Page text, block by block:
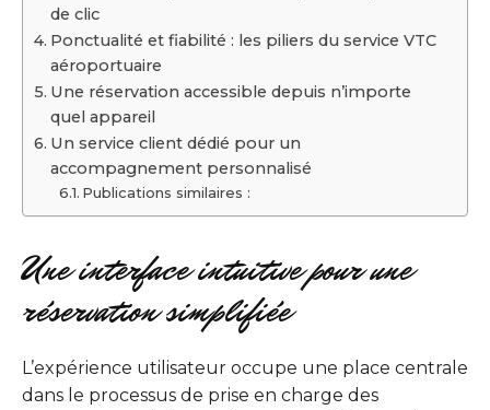
de clic
Ponctualité et fiabilité : les piliers du service VTC
aéroportuaire
Une réservation accessible depuis n’importe
quel appareil
Un service client dédié pour un
accompagnement personnalisé
Publications similaires :
Une interface intuitive pour une
réservation simplifiée
L’expérience utilisateur occupe une place centrale
dans le processus de prise en charge des